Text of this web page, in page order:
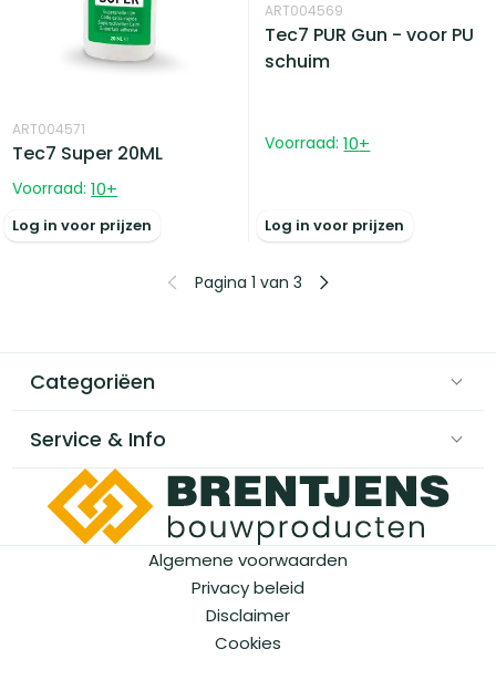
ART004571
Tec7 Super 20ML
Voorraad: 10+
Log in voor prijzen
ART004569
Tec7 PUR Gun - voor PU
schuim
Voorraad: 10+
Log in voor prijzen
Pagina 1 van 3
Categoriëen
Service & Info
Algemene voorwaarden
Privacy beleid
Disclaimer
Cookies